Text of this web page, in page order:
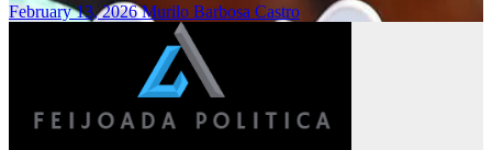
February 13, 2026Murilo Barbosa Castro